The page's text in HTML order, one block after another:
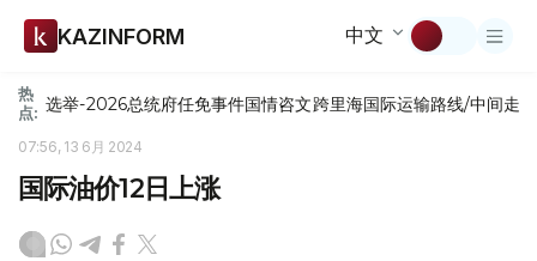
KAZINFORM 中文
热
点: 选举-2026总统府任免事件国情咨文跨里海国际运输路线/中间走廊
07:56, 13 6月 2024
国际油价12日上涨